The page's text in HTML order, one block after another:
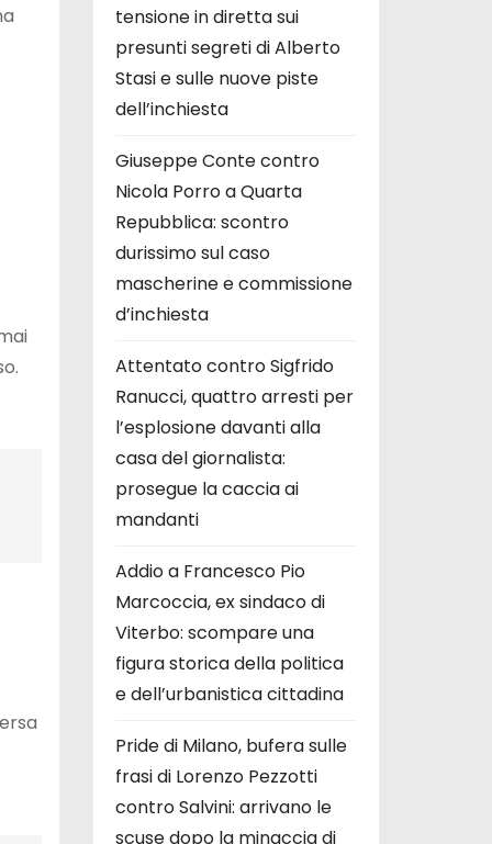
tensione in diretta sui
presunti segreti di Alberto
Stasi e sulle nuove piste
dell’inchiesta
Giuseppe Conte contro
Nicola Porro a Quarta
Repubblica: scontro
durissimo sul caso
mascherine e commissione
d’inchiesta
Attentato contro Sigfrido
Ranucci, quattro arresti per
l’esplosione davanti alla
casa del giornalista:
prosegue la caccia ai
mandanti
Addio a Francesco Pio
Marcoccia, ex sindaco di
Viterbo: scompare una
figura storica della politica
e dell’urbanistica cittadina
Pride di Milano, bufera sulle
frasi di Lorenzo Pezzotti
contro Salvini: arrivano le
scuse dopo la minaccia di